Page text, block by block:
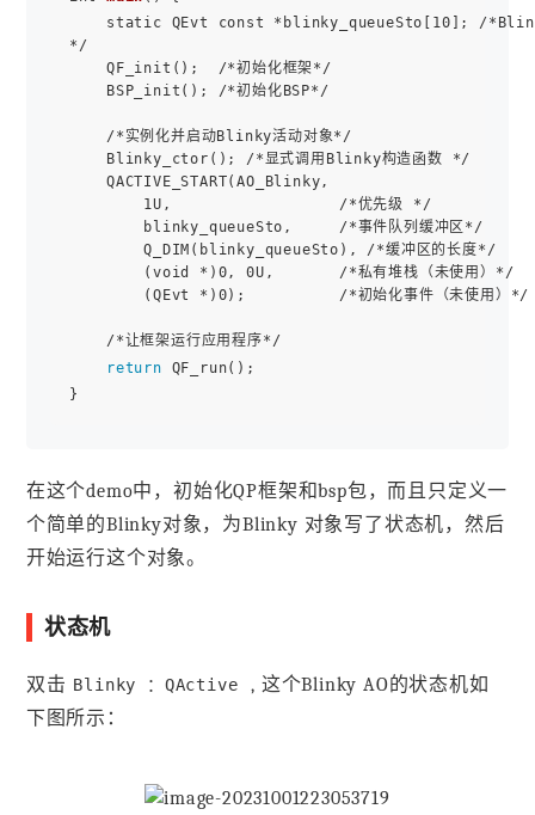
static QEvt const *blinky_queueSto[10]; /*Blinky
*/
QF_init();  /*初始化框架*/
BSP_init(); /*初始化BSP*/
/*实例化并启动Blinky活动对象*/
Blinky_ctor(); /*显式调用Blinky构造函数 */
QACTIVE_START(AO_Blinky,
1U,                  /*优先级 */
blinky_queueSto,     /*事件队列缓冲区*/
Q_DIM(blinky_queueSto), /*缓冲区的长度*/
(void *)0, 0U,       /*私有堆栈（未使用）*/
(QEvt *)0);          /*初始化事件（未使用）*/
/*让框架运行应用程序*/
return QF_run();
在这个demo中，初始化QP框架和bsp包，而且只定义一
个简单的Blinky对象，为Blinky 对象写了状态机，然后
开始运行这个对象。
状态机
双击 Blinky ：QActive
, 这个Blinky AO的状态机如
下图所示：